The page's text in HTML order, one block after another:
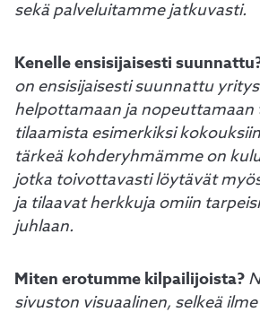
sekä palveluitamme jatkuvasti.
Kenelle ensisijaisesti
on ensisijaisesti suunnattu
helpottamaan ja nopeuttamaan
tilaamista esimerkiksi
tärkeä kohderyhmämme on
jotka toivottavasti löytävät
ja tilaavat herkkuja omiin
juhlaan.
Miten erotumme kilpailijoista?
sivuston visuaalinen, selkeä